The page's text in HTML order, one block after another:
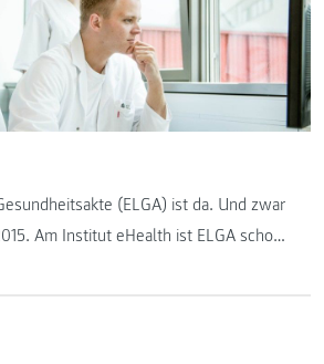
(ELGA) ist da. Und zwar
Am Institut eHealth ist ELGA schon